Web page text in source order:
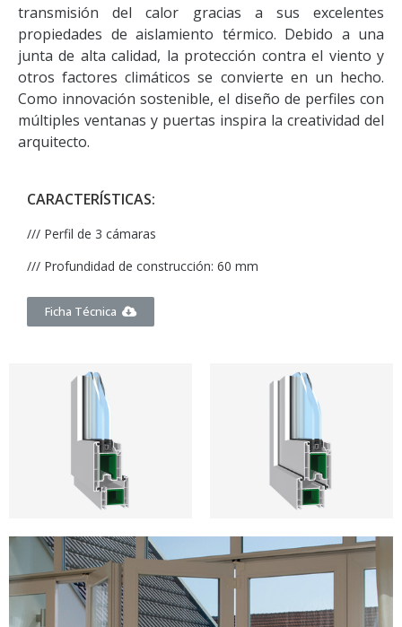
transmisión del calor gracias a sus excelentes
propiedades de aislamiento térmico. Debido a una
junta de alta calidad, la protección contra el viento y
otros factores climáticos se convierte en un hecho.
Como innovación sostenible, el diseño de perfiles con
múltiples ventanas y puertas inspira la creatividad del
arquitecto.
CARACTERÍSTICAS:
/// Perfil de 3 cámaras
/// Profundidad de construcción: 60 mm
Ficha Técnica